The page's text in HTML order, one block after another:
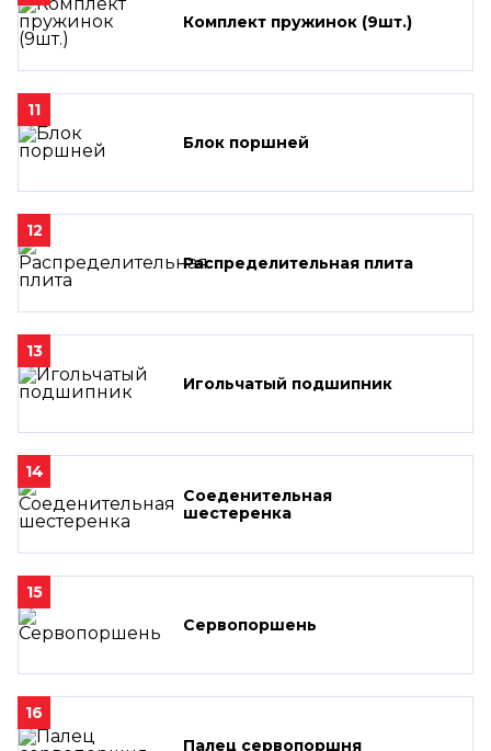
Комплект пружинок (9шт.)
11
Блок поршней
12
Распределительная плита
13
Игольчатый подшипник
14
Соеденительная
шестеренка
15
Сервопоршень
16
Палец сервопоршня